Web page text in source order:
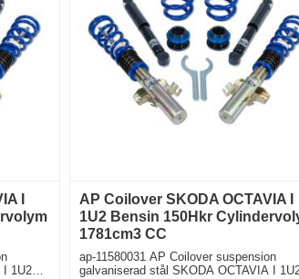
I
AP Coilover SKODA OCTAVIA I
1U2 Bensin 150Hkr
1781cm3 CC
ap-11580031 AP Coilover suspension
galvaniserad stål SKODA OCTAVIA I 1U2